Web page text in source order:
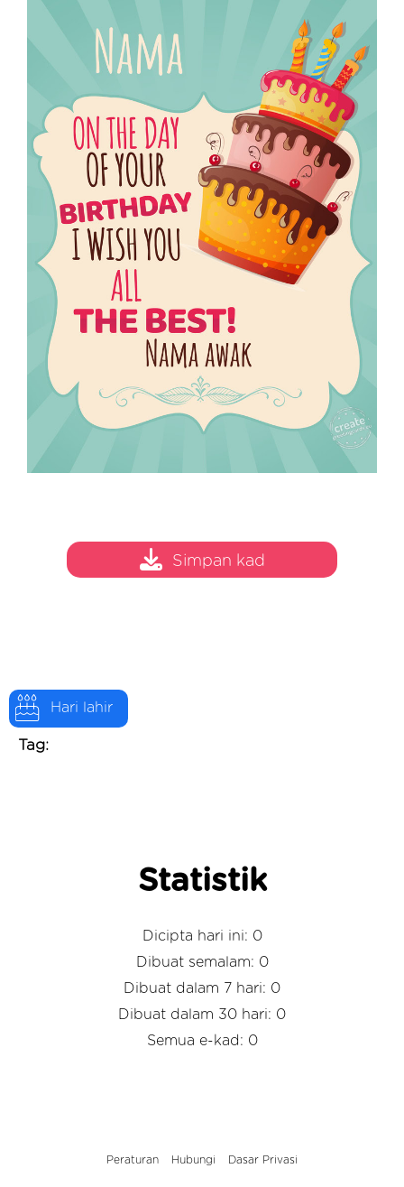
Hari lahir
Tag:
Simpan kad
Statistik
Dicipta hari ini: 0
Dibuat semalam: 0
Dibuat dalam 7 hari: 0
Dibuat dalam 30 hari: 0
Semua e-kad: 0
Peraturan Hubungi Dasar Privasi